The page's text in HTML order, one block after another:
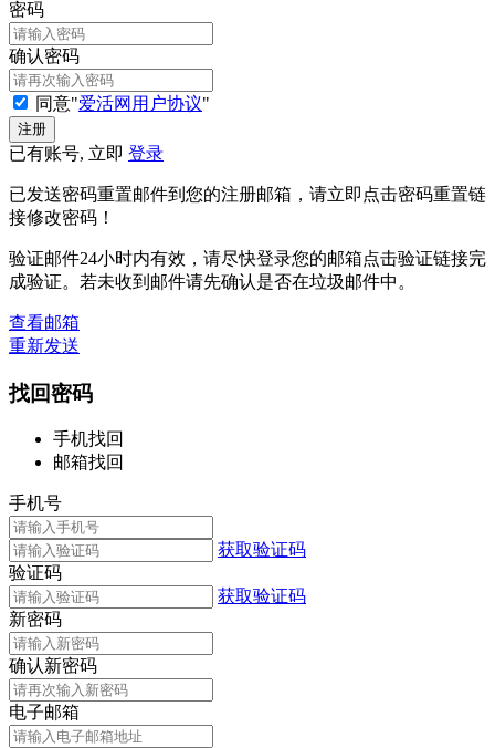
密码
确认密码
同意"爱活网用户协议"
已有账号, 立即 登录
已发送密码重置邮件到您的注册邮箱，请立即点击密码重置链
接修改密码！
验证邮件24小时内有效，请尽快登录您的邮箱点击验证链接完
成验证。若未收到邮件请先确认是否在垃圾邮件中。
查看邮箱
重新发送
找回密码
手机找回
邮箱找回
手机号
获取验证码
验证码
获取验证码
新密码
确认新密码
电子邮箱